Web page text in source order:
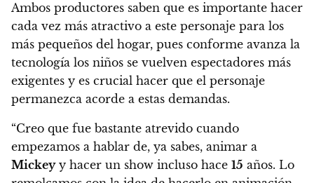
Ambos productores saben que es importante hacer
cada vez más atractivo a este personaje para los
más pequeños del hogar, pues conforme avanza la
tecnología los niños se vuelven espectadores más
exigentes y es crucial hacer que el personaje
permanezca acorde a estas demandas.
“Creo que fue bastante atrevido cuando
empezamos a hablar de, ya sabes, animar a
Mickeyy hacer un show incluso hace 15 años. Lo